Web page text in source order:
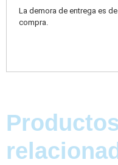
La demora de entrega es
compra.